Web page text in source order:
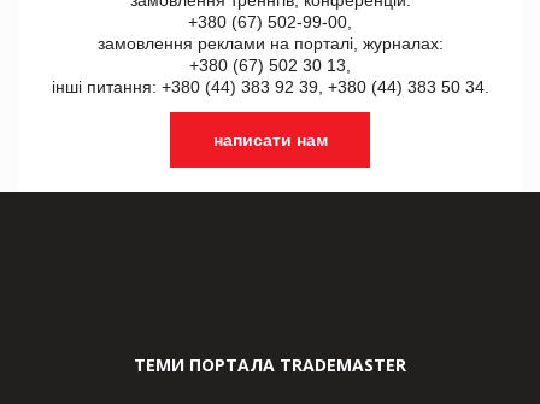
+380 (67) 502-99-00,
замовлення реклами на порталі, журналах:
+380 (67) 502 30 13,
інші питання: +380 (44) 383 92 39, +380 (44) 383 50 34.
написати нам
ТЕМИ ПОРТАЛА TRADEMASTER